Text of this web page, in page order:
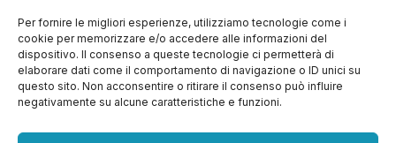
Per fornire le migliori esperienze, utilizziamo tecnologie come i
cookie per memorizzare e/o accedere alle informazioni del
dispositivo. Il consenso a queste tecnologie ci permetterà di
elaborare dati come il comportamento di navigazione o ID unici su
questo sito. Non acconsentire o ritirare il consenso può influire
negativamente su alcune caratteristiche e funzioni.
SUPPORTO
Apri Ticket
Contattaci
Blog